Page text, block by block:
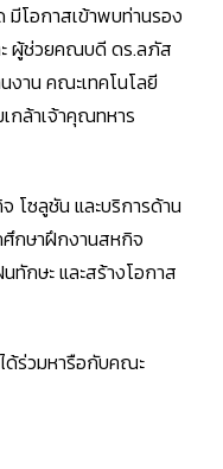
โอกาสเข้าพบท่านรอง
ผู้ช่วยคณบดี ดร.ลภัส
งาน คณะเทคโนโลยี
กล้าเจ้าคุณทหาร
โซลูชัน และบริการด้าน
ศึกษาฝึกงานสหกิจ
กษะ และสร้างโอกาส
ด้ร่วมหารือกับคณะ